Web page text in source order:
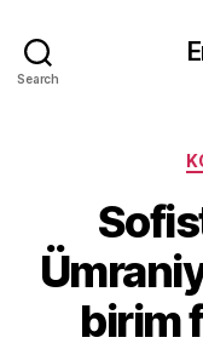
Search
birim